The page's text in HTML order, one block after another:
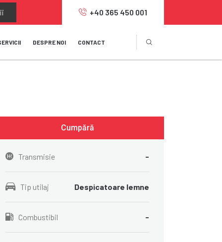
+40 365 450 001
DESPRE NOI CONTACT
Transmisie -
Tip utilaj Despicatoare lemne
Combustibil -
Cumpără